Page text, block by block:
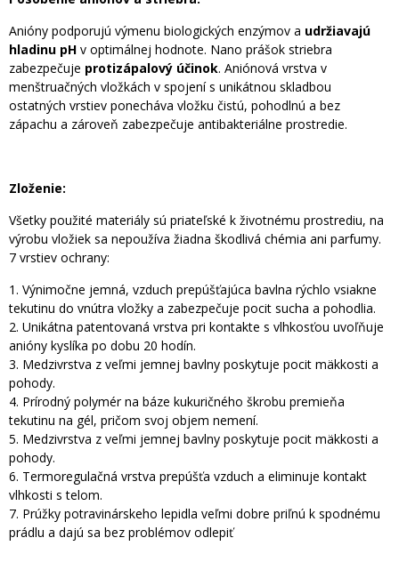
Anióny podporujú výmenu biologických enzýmov a udržiavajú
hladinu pH v optimálnej hodnote. Nano prášok striebra
zabezpečuje protizápalový účinok. Aniónová vrstva v
menštruačných vložkách v spojení s unikátnou skladbou
ostatných vrstiev ponecháva vložku čistú, pohodlnú a bez
zápachu a zároveň zabezpečuje antibakteriálne prostredie.
Zloženie:
Všetky použité materiály sú priateľské k životnému prostrediu, na
výrobu vložiek sa nepoužíva žiadna škodlivá chémia ani parfumy.
7 vrstiev ochrany:
1. Výnimočne jemná, vzduch prepúšťajúca bavlna rýchlo vsiakne
tekutinu do vnútra vložky a zabezpečuje pocit sucha a pohodlia.
2. Unikátna patentovaná vrstva pri kontakte s vlhkosťou uvoľňuje
anióny kyslíka po dobu 20 hodín.
3. Medzivrstva z veľmi jemnej bavlny poskytuje pocit mäkkosti a
pohody.
4. Prírodný polymér na báze kukuričného škrobu premieňa
tekutinu na gél, pričom svoj objem nemení.
5. Medzivrstva z veľmi jemnej bavlny poskytuje pocit mäkkosti a
pohody.
6. Termoregulačná vrstva prepúšťa vzduch a eliminuje kontakt
vlhkosti s telom.
7. Prúžky potravinárskeho lepidla veľmi dobre priľnú k spodnému
prádlu a dajú sa bez problémov odlepiť